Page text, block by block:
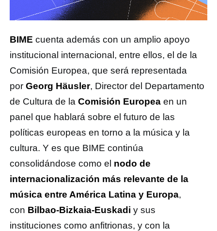
BIME cuenta además con un amplio apoyo
institucional internacional, entre ellos, el de la
Comisión Europea, que será representada
por Georg Häusler, Director del Departamento
de Cultura de la Comisión Europea en un
panel que hablará sobre el futuro de las
políticas europeas en torno a la música y la
cultura. Y es que BIME continúa
consolidándose como el nodo de
internacionalización más relevante de la
música entre América Latina y Europa,
con Bilbao-Bizkaia-Euskadi y sus
instituciones como anfitrionas, y con la